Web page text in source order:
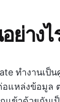
ย่างไ
ทำงานเป็น
แหล่งข้อมูล